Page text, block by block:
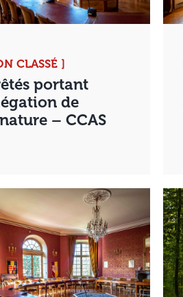
CLASSÉ ]
portant
de
– CCAS